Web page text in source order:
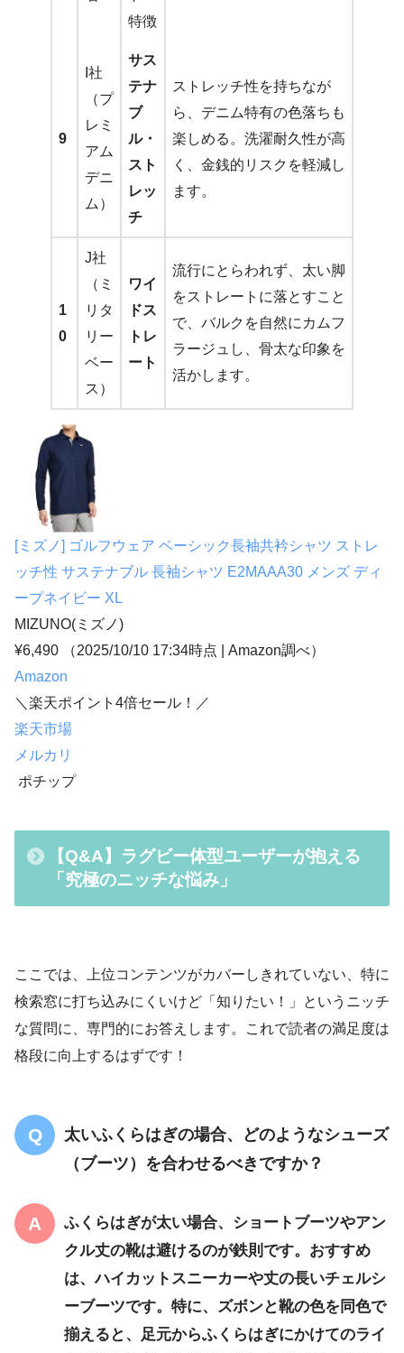
特徴
9
I社
（プ
レミ
アム
デニ
ム）
サス
テナ
ブ
ル・
スト
レッ
チ
ストレッチ性を持ちなが
ら、デニム特有の色落ちも
楽しめる。洗濯耐久性が高
く、金銭的リスクを軽減し
ます。
1
0
J社
（ミ
リタ
リー
ベー
ス）
ワイ
ドス
トレ
ート
流行にとらわれず、太い脚
をストレートに落とすこと
で、バルクを自然にカムフ
ラージュし、骨太な印象を
活かします。
[ミズノ] ゴルフウェア ベーシック長袖共衿シャツ ストレ
ッチ性 サステナブル 長袖シャツ E2MAAA30 メンズ ディ
ープネイビー XL
MIZUNO(ミズノ)
¥6,490
（2025/10/10 17:34時点 | Amazon調べ）
Amazon
＼楽天ポイント4倍セール！／
楽天市場
メルカリ
ポチップ
【Q&A】ラグビー体型ユーザーが抱える
「究極のニッチな悩み」
ここでは、上位コンテンツがカバーしきれていない、特に
検索窓に打ち込みにくいけど「知りたい！」というニッチ
な質問に、専門的にお答えします。これで読者の満足度は
格段に向上するはずです！
太いふくらはぎの場合、どのようなシューズ
（ブーツ）を合わせるべきですか？
ふくらはぎが太い場合、ショートブーツやアン
クル丈の靴は避けるのが鉄則です。おすすめ
は、ハイカットスニーカーや丈の長いチェルシ
ーブーツです。特に、ズボンと靴の色を 同色で
揃える と、足元からふくらはぎにかけてのライ